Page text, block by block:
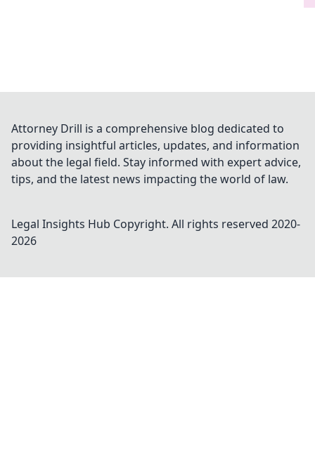
Attorney Drill is a comprehensive blog dedicated to
providing insightful articles, updates, and information
about the legal field. Stay informed with expert advice,
tips, and the latest news impacting the world of law.
Legal Insights Hub Copyright. All rights reserved 2020-
2026